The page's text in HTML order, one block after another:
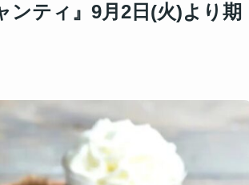
ティ』9月2日(火)より期